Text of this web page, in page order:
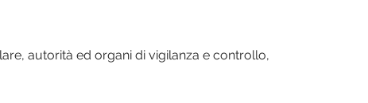
autorità ed organi di vigilanza e controllo,